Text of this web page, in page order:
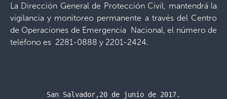
La Dirección General de Protección Civil, mantendrá la
vigilancia y monitoreo permanente a través del Centro
de Operaciones de Emergencia Nacional, el número de
teléfono es 2281-0888 y 2201-2424.
San Salvador,20 de junio de 2017.